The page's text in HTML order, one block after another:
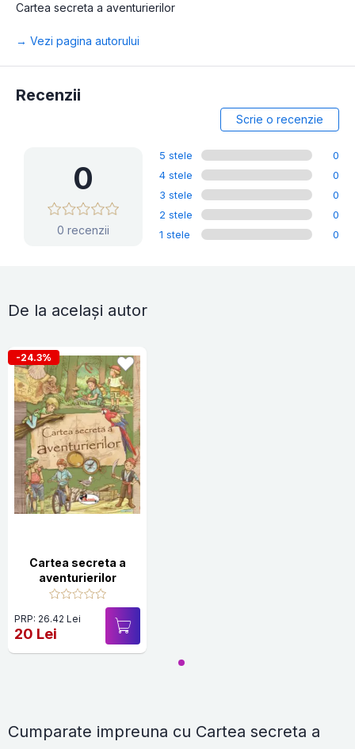
Cartea secreta a aventurierilor
→ Vezi pagina autorului
Recenzii
Scrie o recenzie
0
0 recenzii
5 stele
0
4 stele
0
3 stele
0
2 stele
0
1 stele
0
De la același autor
-24.3%
Cartea secreta a
aventurierilor
PRP: 26.42 Lei
20 Lei
Cumparate impreuna cu Cartea secreta a